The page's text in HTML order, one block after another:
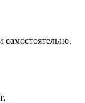
самостоятельно.